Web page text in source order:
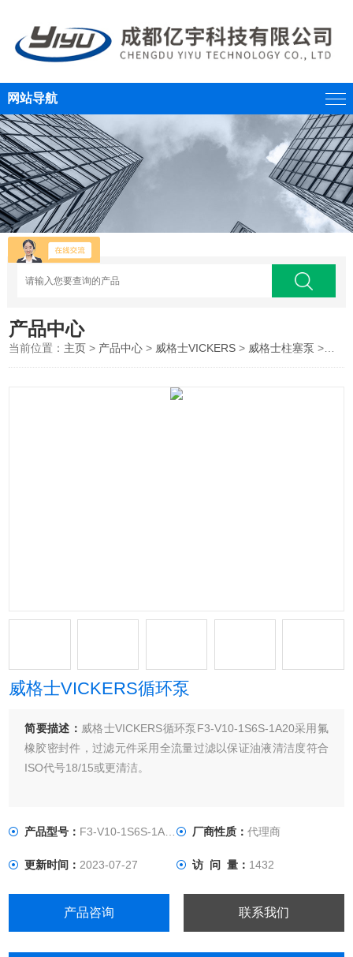
网站导航
产品中心
当前位置： 主页 > 产品中心 > 威格士VICKERS > 威格士柱塞泵 >威格士VICKERS循环泵
威格士VICKERS循环泵
简要描述： 威格士VICKERS循环泵F3-V10-1S6S-1A20采用氟
橡胶密封件，过滤元件采用全流量过滤以保证油液清洁度符合
ISO代号18/15或更清洁。
产品型号： F3-V10-1S6S-1A20 厂商性质： 代理商
更新时间：2023-07-27 访 问 量： 1432
产品咨询 联系我们